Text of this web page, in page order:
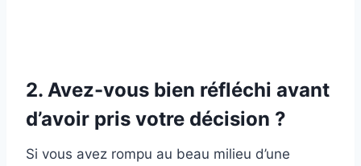
2. Avez-vous bien réfléchi avant
d’avoir pris votre décision ?
Si vous avez rompu au beau milieu d’une